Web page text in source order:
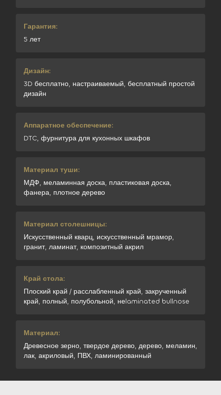
Гарантия:
5 лет
Дизайн:
3D бесплатно, настраиваемый, бесплатный простой
дизайн
Аппаратное обеспечение:
DTC, фурнитура для кухонных шкафов
Материал туши:
МДФ, меламинная доска, пластиковая доска,
фанера, плотное дерево
Материал столешницы:
Искусственный кварц, искусственный мрамор,
гранит, ламинат, композитный акрил
Край стола:
Плоский край / расслабленный край, закрученный
край, полный, полубольной, неlaminated bullnose
Материал:
Древесное зерно, твердое дерево, дерево, меламин,
лак, акриловый, ПВХ, ламинированный